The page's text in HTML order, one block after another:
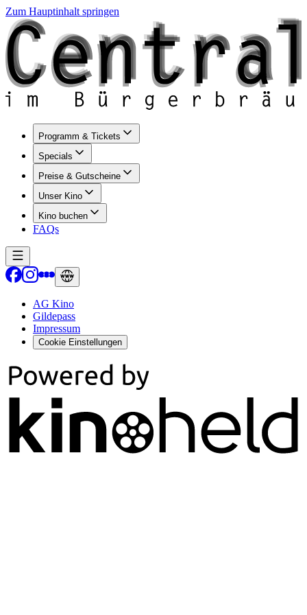
Zum Hauptinhalt springen
Programm & Tickets
Specials
Preise & Gutscheine
Unser Kino
Kino buchen
FAQs
AG Kino
Gildepass
Impressum
Cookie Einstellungen